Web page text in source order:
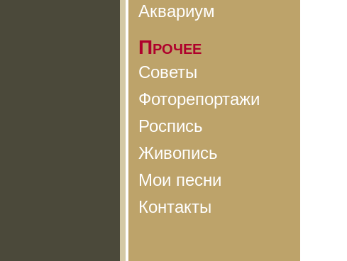
Аквариум
Прочее
Советы
Фоторепортажи
Роспись
Живопись
Мои песни
Контакты